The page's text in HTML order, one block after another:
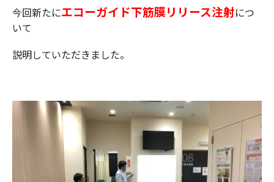
今回新たにエコーガイド下筋膜リリース注射につ
いて
説明していただきました。